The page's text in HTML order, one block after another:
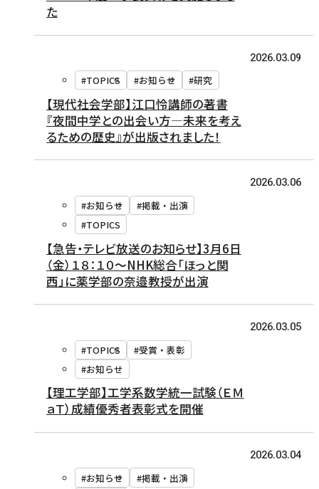
た
2026.03.09
#TOPICS #お知らせ #研究
【現代社会学部】江口怜講師の著書
『夜間中学との出会い方―未来を考え
るための歴史』が出版されました！
2026.03.06
#お知らせ
#掲載・出演
#TOPICS
【急告・テレビ放送のお知らせ】3月6日
（金）１８：１０～NHK総合「ほっと関
西」に薬学部の奈邉教授が出演
2026.03.05
#TOPICS
#受賞・表彰
#お知らせ
【理工学部】工学系数学統一試験（ＥＭ
ａＴ）成績優秀者表彰式を開催
2026.03.04
#お知らせ
#掲載・出演